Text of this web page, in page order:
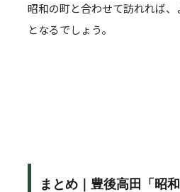
昭和の町と合わせて訪れれば
となるでしょう。
まとめ｜豊後高田「昭